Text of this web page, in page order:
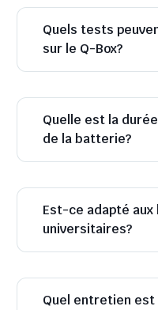
Quels tests
sur le Q-Box?
Quelle est la
de la batterie?
Est-ce adapté aux
universitaires?
Quel entretien est